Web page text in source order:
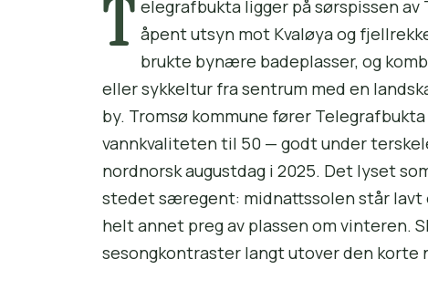
T elegrafbukta ligger på sørspissen
åpent utsyn mot Kvaløya og
brukte bynære badeplasser, og
eller sykkeltur fra sentrum med en
by. Tromsø kommune fører
vannkvaliteten til 50 — godt under
nordnorsk augustdag i 2025. Det lyset
stedet særegent: midnattssolen står lavt
helt annet preg av plassen om vinteren.
sesongkontraster langt utover den korte